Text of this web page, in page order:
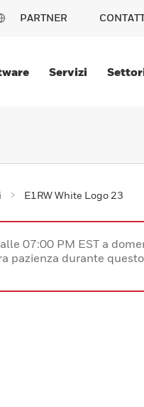
PARTNER
Servizi
E1RW White Logo 23
07:00 PM EST a
pazienza durante